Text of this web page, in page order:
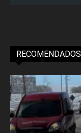
RECOMENDADOS